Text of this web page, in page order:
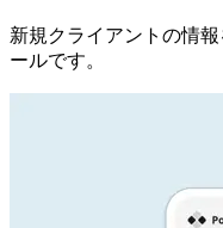
新規クライアントの情
ールです。